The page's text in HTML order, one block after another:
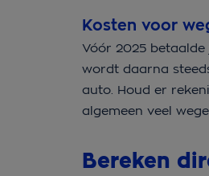
Kosten voor
Vóór 2025
wordt daarna
auto. Houd er
algemeen veel
Bereken